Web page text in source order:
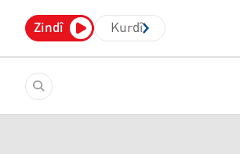
Zindî Kurdî